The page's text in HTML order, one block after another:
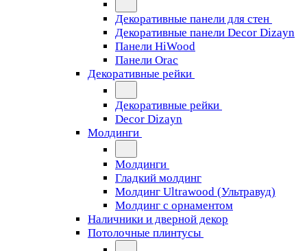
Декоративные панели для стен
Декоративные панели Decor Dizayn
Панели HiWood
Панели Orac
Декоративные рейки
Декоративные рейки
Decor Dizayn
Молдинги
Молдинги
Гладкий молдинг
Молдинг Ultrawood (Ультравуд)
Молдинг с орнаментом
Наличники и дверной декор
Потолочные плинтусы